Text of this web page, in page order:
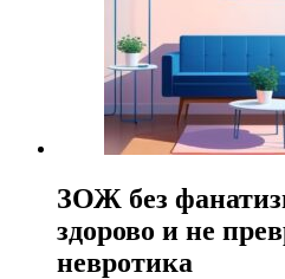
ЗОЖ без
здорово и не
невротика